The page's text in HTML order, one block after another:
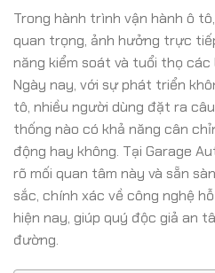
Trong hành trình vận hành ô
quan trọng, ảnh hưởng trực
năng kiểm soát và tuổi thọ các
Ngày nay, với sự phát triển
tô, nhiều người dùng đặt ra
thống nào có khả năng cân
động hay không. Tại Garage
rõ mối quan tâm này và sẵn
sắc, chính xác về công nghệ
hiện nay, giúp quý độc giả an
đường.